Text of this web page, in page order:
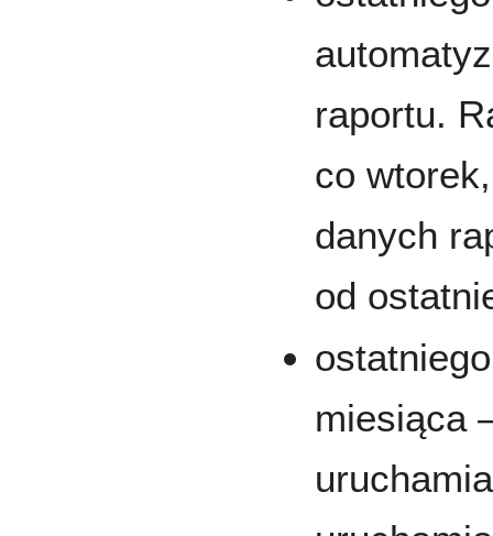
raportu.
co
danych
od
miesiąca